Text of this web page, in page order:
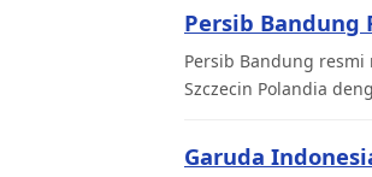
Persib Bandung
Persib Bandung
Szczecin Polandia
Garuda